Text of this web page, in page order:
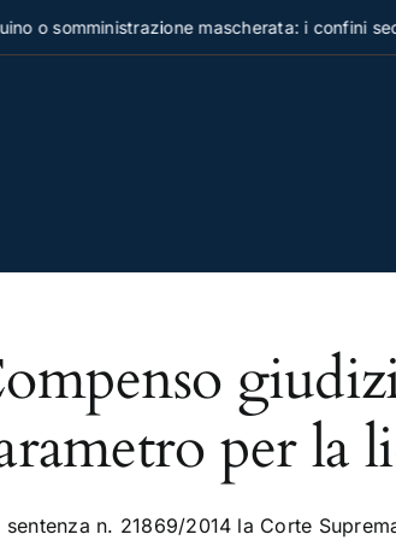
o somministrazione mascherata: i confini
per la
sentenza n. 21869/2014 la Corte